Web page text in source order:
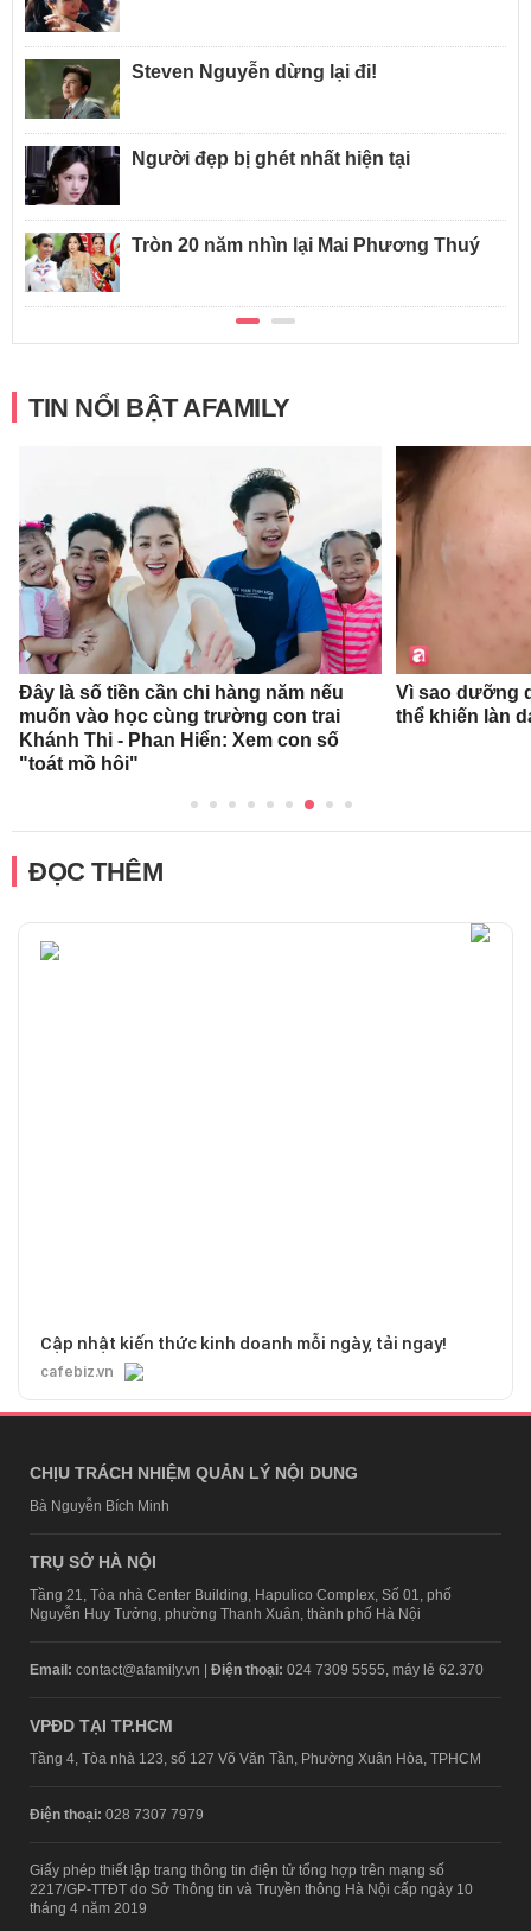
Steven Nguyễn dừng lại đi!
Người đẹp bị ghét nhất hiện tại
Tròn 20 năm nhìn lại Mai Phương Thuý
TIN NỔI BẬT AFAMILY
Đây là số tiền cần chi hàng năm nếu
muốn vào học cùng trường con trai
Khánh Thi - Phan Hiển: Xem con số
"toát mồ hôi"
Vì sao dưỡng
thể khiến làn
ĐỌC THÊM
Cập nhật kiến thức kinh doanh mỗi ngày, tải ngay!
cafebiz.vn
CHỊU TRÁCH NHIỆM QUẢN LÝ NỘI DUNG
Bà Nguyễn Bích Minh
TRỤ SỞ HÀ NỘI
Tầng 21, Tòa nhà Center Building, Hapulico Complex, Số 01, phố
Nguyễn Huy Tưởng, phường Thanh Xuân, thành phố Hà Nội
Email: contact@afamily.vn | Điện thoại: 024 7309 5555, máy lẻ 62.370
VPĐD TẠI TP.HCM
Tầng 4, Tòa nhà 123, số 127 Võ Văn Tần, Phường Xuân Hòa, TPHCM
Điện thoại: 028 7307 7979
Giấy phép thiết lập trang thông tin điện tử tổng hợp trên mạng số
2217/GP-TTĐT do Sở Thông tin và Truyền thông Hà Nội cấp ngày 10
tháng 4 năm 2019